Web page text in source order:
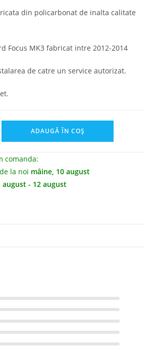
din policarbonat de inalta calitate
Focus MK3 fabricat intre 2012-2014
de catre un service autorizat.
ADAUGĂ ÎN COȘ
comanda:
la noi mâine, 10 august
august - 12 august